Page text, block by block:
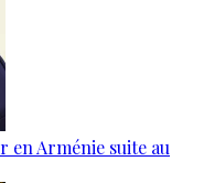
en Arménie suite au